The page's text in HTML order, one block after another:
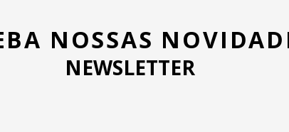
NOSSAS
NEWSLETTER